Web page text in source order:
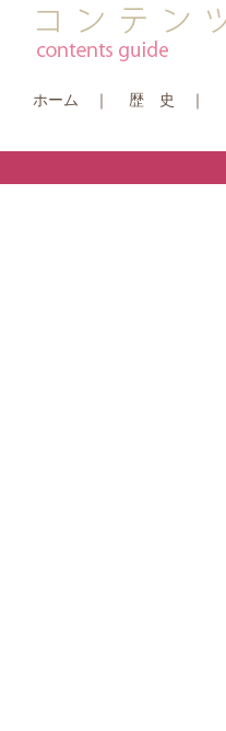
ホーム ｜ 歴 史 ｜